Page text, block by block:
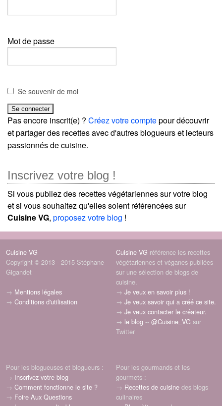
Mot de passe
Se souvenir de moi
Pas encore inscrit(e) ? Créez votre comptepour découvrir
et partager des recettes avec d'autres blogueurs et lecteurs
passionnés de cuisine.
Inscrivez votre blog !
Si vous publiez des recettes végétariennes sur votre blog
et si vous souhaitez qu'elles soient référencées sur
Cuisine VG, proposez votre blog !
Cuisine VG
Copyright © 2013 - 2015 Stéphane
Gigandet
→ Mentions légales
→ Conditions d'utilisation
Cuisine VG référence les recettes
végétariennes et véganes publiées
sur une sélection de blogs de
cuisine.
→ Je veux en savoir plus !
→ Je veux savoir qui a créé ce site.
→ Je veux contacter le créateur.
→ le blog -- @Cuisine_VG sur
Twitter
Pour les blogueuses et blogueurs :
→ Inscrivez votre blog
→ Comment fonctionne le site ?
→ Foire Aux Questions
Pour les gourmands et les
gourmets :
→ Recettes de cuisine des blogs
culinaires